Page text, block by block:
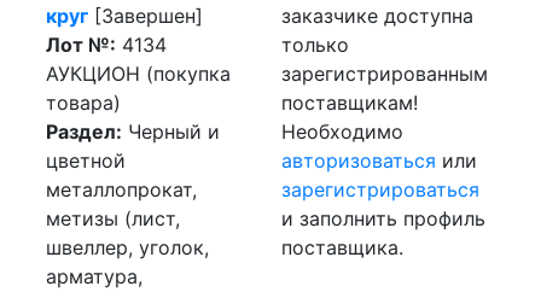
круг [Завершен]
Лот №: 4134
АУКЦИОН (покупка
товара)
Раздел: Черный и
цветной
металлопрокат,
метизы (лист,
швеллер, уголок,
арматура,
заказчике доступна
только
зарегистрированным
поставщикам!
Необходимо
авторизоваться или
зарегистрироваться
и заполнить профиль
поставщика.